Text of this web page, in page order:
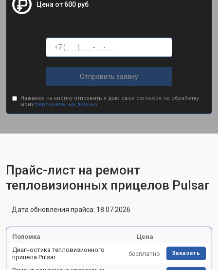
Цена от 600 руб
Отправить заявку
Нажимая на кнопку отправить я даю свое согласие на обработку
моих персональных данных.
Прайс-лист на ремонт
тепловизионных прицелов Pulsar
Дата обновления прайса: 18.07.2026
Поломка
Цена
Диагностика тепловизионного
прицела Pulsar
бесплатно Заказать